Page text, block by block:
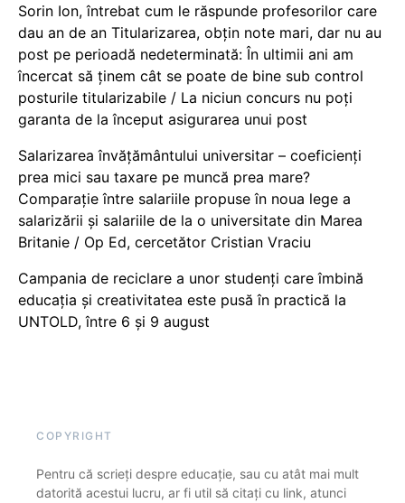
Sorin Ion, întrebat cum le răspunde profesorilor care
dau an de an Titularizarea, obțin note mari, dar nu au
post pe perioadă nedeterminată: În ultimii ani am
încercat să ținem cât se poate de bine sub control
posturile titularizabile / La niciun concurs nu poți
garanta de la început asigurarea unui post
Salarizarea învățământului universitar – coeficienți
prea mici sau taxare pe muncă prea mare?
Comparație între salariile propuse în noua lege a
salarizării și salariile de la o universitate din Marea
Britanie / Op Ed, cercetător Cristian Vraciu
Campania de reciclare a unor studenți care îmbină
educația și creativitatea este pusă în practică la
UNTOLD, între 6 și 9 august
COPYRIGHT
Pentru că scrieți despre educație, sau cu atât mai mult
datorită acestui lucru, ar fi util să citați cu link, atunci